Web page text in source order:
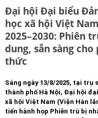
Đại hội Đại biểu
học xã hội Việt
2025–2030: Phiên
dung, sẵn sàng
thức
Sáng ngày 13/8/2025, tại trụ
thành phố Hà Nội, Đại hội
xã hội Việt Nam (Viện Hàn
tiến hành họp Phiên trù bị